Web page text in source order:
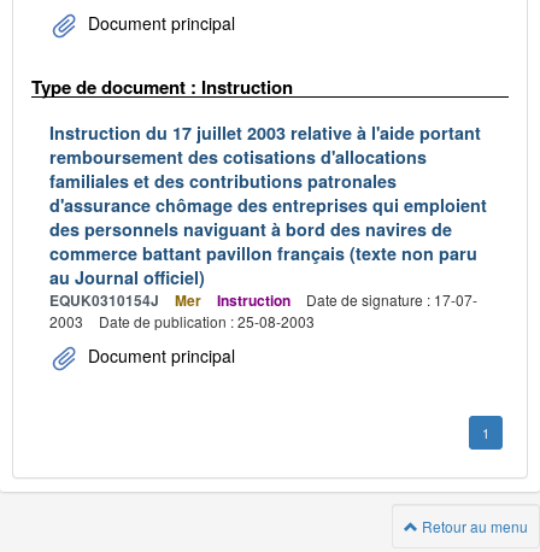
Document principal
Type de document : Instruction
Instruction du 17 juillet 2003 relative à l'aide portant
remboursement des cotisations d'allocations
familiales et des contributions patronales
d'assurance chômage des entreprises qui emploient
des personnels naviguant à bord des navires de
commerce battant pavillon français (texte non paru
au Journal officiel)
EQUK0310154J Mer Instruction
Date de signature : 17-07-
2003
Date de publication : 25-08-2003
Document principal
1
Retour au menu